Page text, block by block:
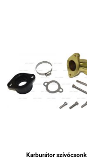
Karburátor szívócsonk